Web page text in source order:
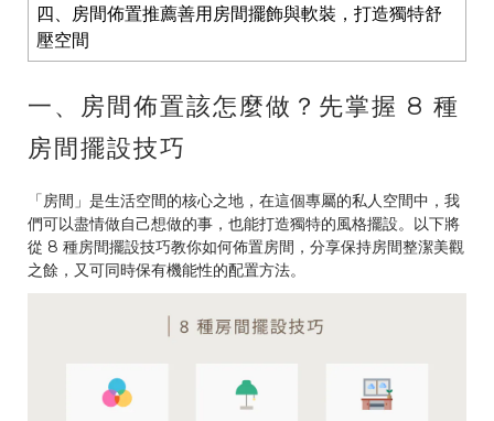
四、房間佈置推薦善用房間擺飾與軟裝，打造獨特舒
壓空間
一、房間佈置該怎麼做？先掌握 8 種
房間擺設技巧
「房間」是生活空間的核心之地，在這個專屬的私人空間中，我
們可以盡情做自己想做的事，也能打造獨特的風格擺設。以下將
從 8 種房間擺設技巧教你如何佈置房間，分享保持房間整潔美觀
之餘，又可同時保有機能性的配置方法。